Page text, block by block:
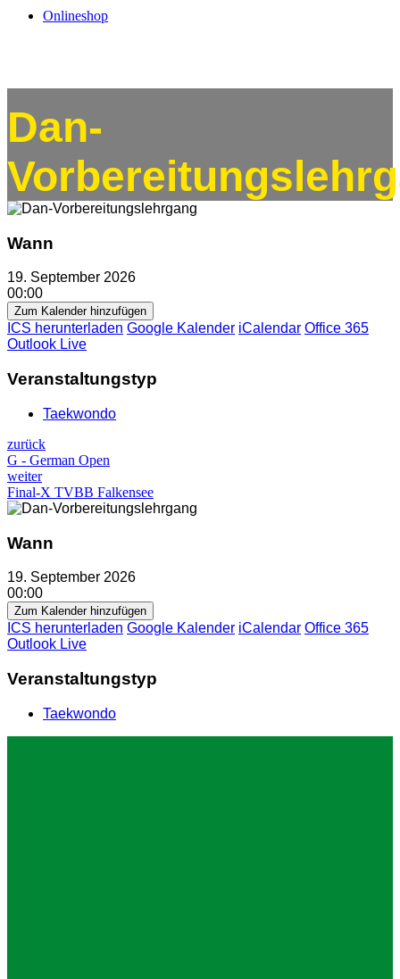
Onlineshop
Dan-
Wann
19. September 2026
00:00
Zum Kalender hinzufügen
ICS herunterladen Google Kalender iCalendar Office 365
Outlook Live
Veranstaltungstyp
Taekwondo
zurück
G - German Open
weiter
Final-X TVBB Falkensee
Wann
19. September 2026
00:00
Zum Kalender hinzufügen
ICS herunterladen Google Kalender iCalendar Office 365
Outlook Live
Veranstaltungstyp
Taekwondo